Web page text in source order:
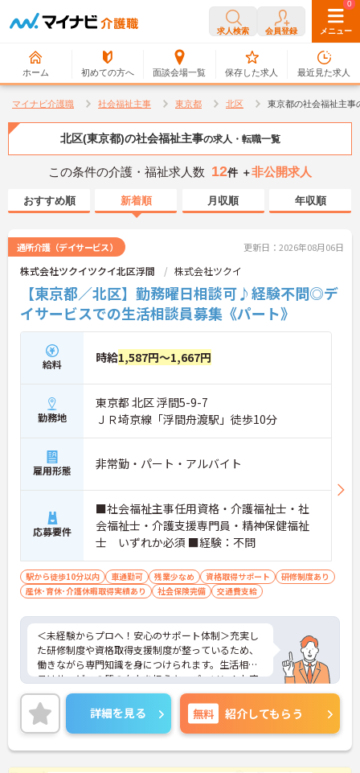
求人検索 会員登録 メニュー
ホーム 初めての方へ 面談会場一覧
0
保存した求人
0
最近見た求人
マイナビ介護職 社会福祉主事 東京都 北区 東京都の社会福祉主事
北区(東京都)の社会福祉主事の求人・転職一覧
この条件の介護・福祉求人数 12件 ＋非公開求人
おすすめ順 新着順 月収順 年収順
通所介護（デイサービス） 更新日：2026年08月06日
株式会社ツクイツクイ北区浮間 株式会社ツクイ
【東京都／北区】勤務曜日相談可♪経験不問◎デ
イサービスでの生活相談員募集《パート》
給料 時給1,587円～1,667円
勤務地
東京都 北区 浮間5-9-7
ＪＲ埼京線「浮間舟渡駅」徒歩10分
雇用形態 非常勤・パート・アルバイト
応募要件
■社会福祉主事任用資格・介護福祉士・社
会福祉士・介護支援専門員・精神保健福祉
士 いずれか必須 ■経験：不問
駅から徒歩10分以内 車通勤可 残業少なめ 資格取得サポート
研修制度あり
産休･育休･介護休暇取得実績あり
社会保険完備 交通費支給
＜未経験からプロへ！安心のサポート体制＞充実し
た研修制度や資格取得支援制度が整っているため、
働きながら専門知識を身につけられます。生活相談
員はサービスの質の向上を担うキーパーソン！お客
様やご家族との関わりを通じて、自分自身の人間性
も磨いていけるやりがいのあるお仕事です。
＜夜勤なしでプライベートも充実！柔軟な働き方＞
勤務曜日は相談可能♪ライフスタイルに合わせた働
き方が可能です。産休・育休制度も整っており、長
く安心して働ける環境です。
詳細を見る 無料 紹介してもらう